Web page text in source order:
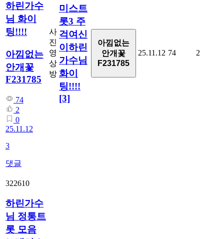
하린가수
님 화이
팅!!!!
아낌없는
안개꽃
F231785
74
2
0
25.11.12
3
댓글
사
진
영
상
방
미스트
롯3 주
걱여신
이하린
가수님
화이
팅!!!!
[3]
아낌없는
안개꽃
F231785
25.11.12 74 2
322610
하린가수
님 정통트
롯 모음